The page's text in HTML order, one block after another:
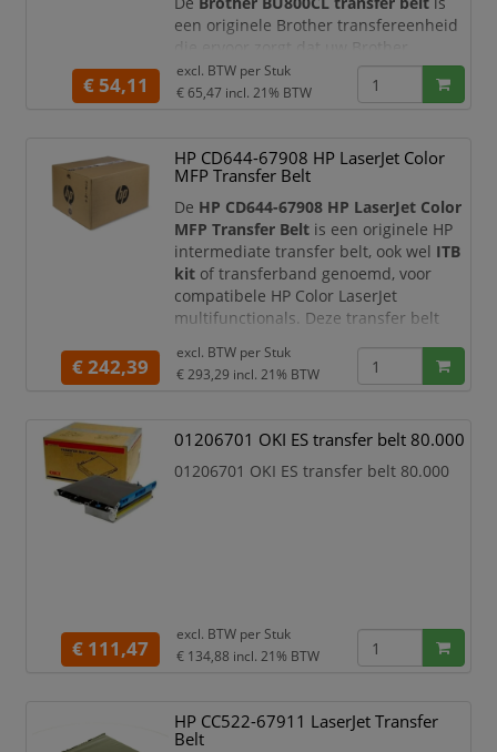
een originele Brother transfereenheid
die ervoor zorgt dat uw Brother
kleurenlaserprinter optimaal blijft
presteren. Deze belt unit speelt een
zodat tekst, afbeeldingen, tabellen en
presentaties helder en professioneel
worden afgedrukt.
Wanneer
€ 54,11
excl. BTW per Stuk
€ 65,47 incl. 21% BTW
HP CD644-67908 HP LaserJet Color
MFP Transfer Belt
De HP CD644-67908 HP LaserJet Color
MFP Transfer Belt is een originele HP
intermediate transfer belt, ook wel ITB
kit of transferband genoemd, voor
compatibele HP Color LaserJet
multifunctionals. Deze transfer belt
naar het papier. Hierdoor blijven
teksten, afbeeldingen, grafieken en
professioneel van kwaliteit.
Met een capaciteit tot circa
150.000
pagina’s is deze originele H
€ 242,39
excl. BTW per Stuk
€ 293,29 incl. 21% BTW
01206701 OKI ES transfer belt 80.000
01206701 OKI ES transfer belt 80.000
€ 111,47
excl. BTW per Stuk
€ 134,88 incl. 21% BTW
HP CC522-67911 LaserJet Transfer
Belt